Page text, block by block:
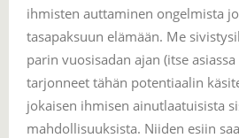
ihmisten auttaminen ongelmista
tasapaksuun elämään. Me
parin vuosisadan ajan (itse
tarjonneet tähän potentiaalin
jokaisen ihmisen ainutlaatuisista
mahdollisuuksista. Niiden esiin